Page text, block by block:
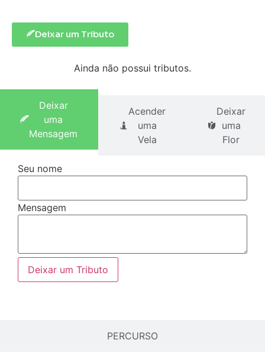
PERCURSO
Deixar um Tributo
Ainda não possui tributos.
Deixar
uma
Mensagem
Acender
uma
Vela
Deixar
uma
Flor
Seu nome
Mensagem
Deixar um Tributo